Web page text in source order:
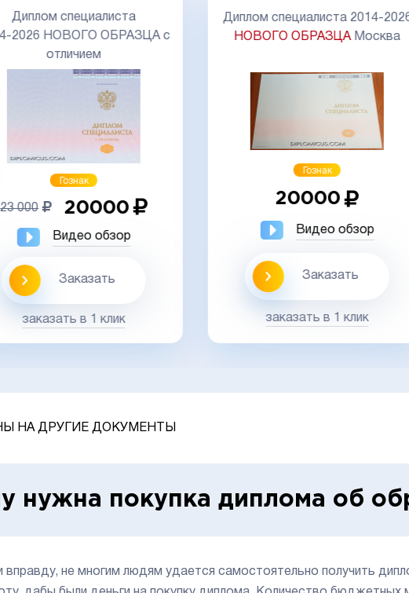
Диплом специалиста
2026 НОВОГО ОБРАЗЦА с
отличием
Гознак
23 000 20000
Видео обзор
Заказать
заказать в 1 клик
Диплом специалиста 2014-
НОВОГО ОБРАЗЦАМосква
Гознак
20000
Видео обзор
Заказать
заказать в 1 клик
НА ДРУГИЕ ДОКУМЕНТЫ
нужна покупка диплома об
вправду, не многим людям удается самостоятельно получить